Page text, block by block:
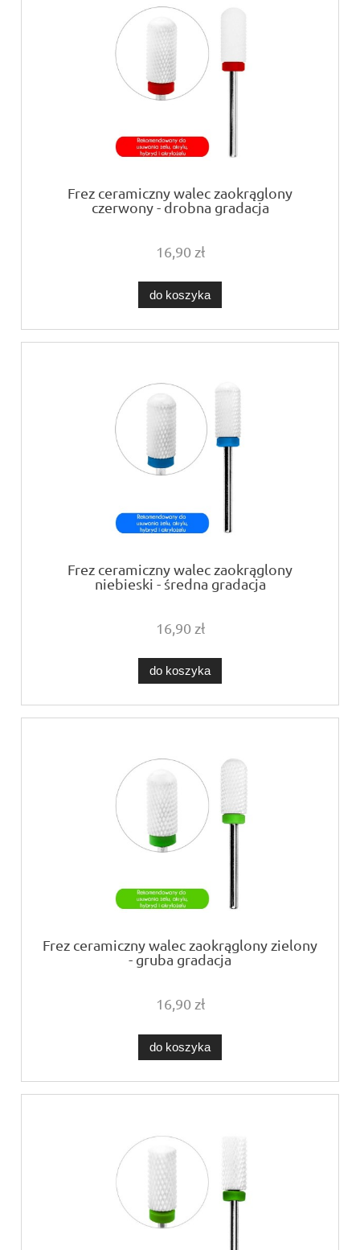
Frez ceramiczny walec zaokrąglony
czerwony - drobna gradacja
16,90 zł
do koszyka
Frez ceramiczny walec zaokrąglony
niebieski - średna gradacja
16,90 zł
do koszyka
Frez ceramiczny walec zaokrąglony zielony
- gruba gradacja
16,90 zł
do koszyka